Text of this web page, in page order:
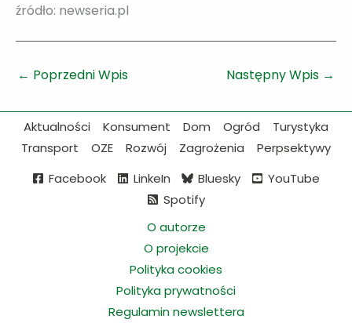
źródło: newseria.pl
← Poprzedni Wpis Następny Wpis →
Aktualności Konsument Dom Ogród
Turystyka
Transport
OZE Rozwój Zagrożenia
Perpsektywy
Facebook
LinkeIn Bluesky
YouTube
Spotify
O autorze
O projekcie
Polityka cookies
Polityka prywatności
Regulamin newslettera